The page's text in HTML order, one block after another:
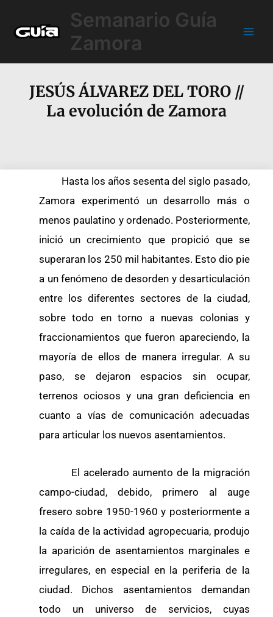
contenido
Semanario Guía
Zamora
JESÚS ÁLVAREZ DEL TORO //
La evolución de Zamora
Hasta los años sesenta del siglo pasado,
Zamora experimentó un desarrollo más o
menos paulatino y ordenado. Posteriormente,
inició un crecimiento que propició que se
superaran los 250 mil habitantes. Esto dio pie
a un fenómeno de desorden y desarticulación
entre los diferentes sectores de la ciudad,
sobre todo en torno a nuevas colonias y
fraccionamientos que fueron apareciendo, la
mayoría de ellos de manera irregular. A su
paso, se dejaron espacios sin ocupar,
terrenos ociosos y una gran deficiencia en
cuanto a vías de comunicación adecuadas
para articular los nuevos asentamientos.
El acelerado aumento de la migración
campo-ciudad, debido, primero al auge
fresero sobre 1950-1960 y posteriormente a
la caída de la actividad agropecuaria, produjo
la aparición de asentamientos marginales e
irregulares, en especial en la periferia de la
ciudad. Dichos asentamientos demandan
todo un universo de servicios, cuyas